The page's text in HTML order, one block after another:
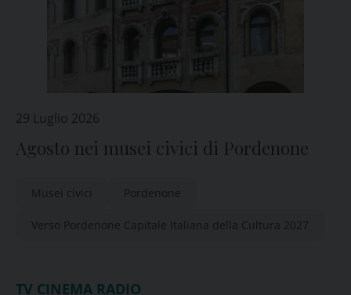
29 Luglio 2026
Agosto nei musei civici di Pordenone
Musei civici Pordenone
Verso Pordenone Capitale Italiana della Cultura 2027
TV CINEMA RADIO